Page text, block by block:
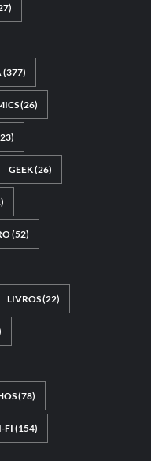
(377)
(26)
GEEK(26)
(52)
LIVROS(22)
(78)
FI (154)